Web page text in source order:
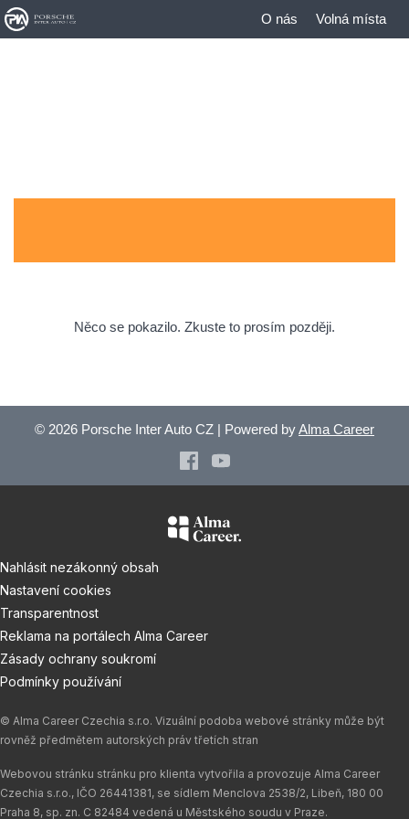
O nás Volná místa
Něco se pokazilo. Zkuste to prosím později.
© 2026 Porsche Inter Auto CZ | Powered byAlma Career
Nahlásit nezákonný obsah
Nastavení cookies
Transparentnost
Reklama na portálech Alma Career
Zásady ochrany soukromí
Podmínky používání
© Alma Career Czechia s.r.o. Vizuální podoba webové stránky může být
rovněž předmětem autorských práv třetích stran
Webovou stránku stránku pro klienta vytvořila a provozuje Alma Career
Czechia s.r.o., IČO 26441381, se sídlem Menclova 2538/2, Libeň, 180 00
Praha 8, sp. zn. C 82484 vedená u Městského soudu v Praze.